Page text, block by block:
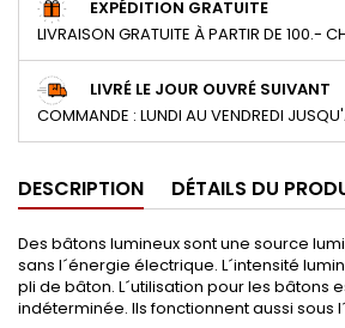
EXPÉDITION GRATUITE
LIVRAISON GRATUITE À PARTIR DE 100.-
LIVRÉ LE JOUR OUVRÉ SUIVANT
COMMANDE : LUNDI AU VENDREDI
DESCRIPTION DÉTAILS DU
Des bâtons lumineux sont une source
sans l´énergie électrique. L´intensité
pli de bâton. L´utilisation pour les bâtons
indéterminée. Ils fonctionnent aussi sous